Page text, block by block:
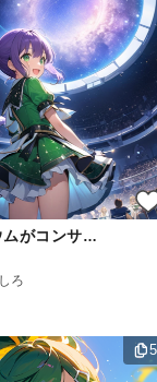
プラネタリウムがコンサート会場
ろ
5